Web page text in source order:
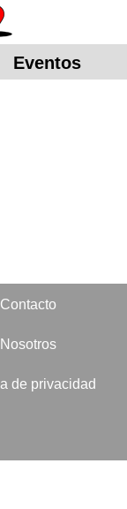
Eventos
Contacto
Nosotros
de privacidad